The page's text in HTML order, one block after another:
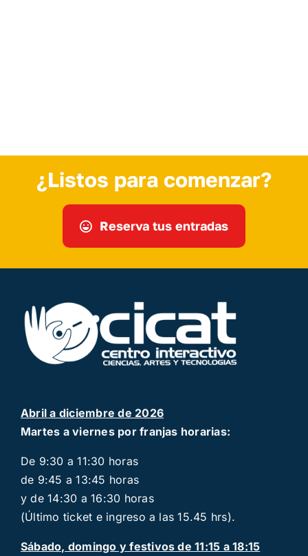
¿Listos para comenzar?
Reserva tus entradas
Abril a diciembre de 2026
Martes a viernes por franjas horarias:
De 9:30 a 11:30 horas
de 9:45 a 13:45 horas
y de 14:30 a 16:30 horas
(Último ticket e ingreso a las 15.45 hrs).
Sábado, domingo y festivos de 11:15 a 18:15